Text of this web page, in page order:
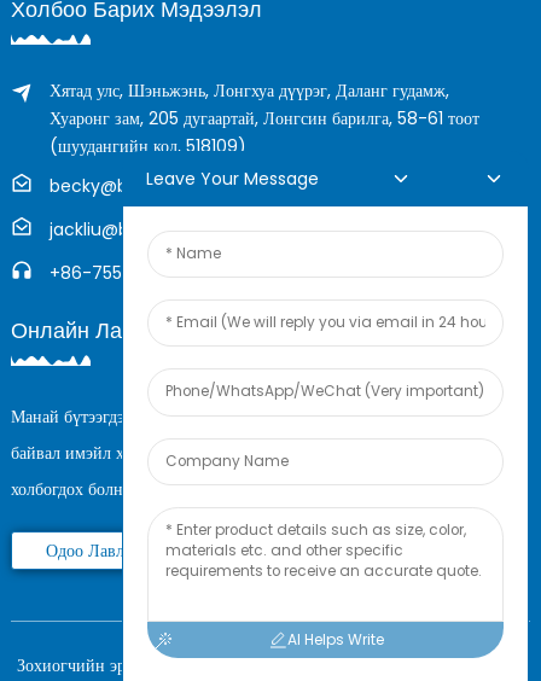
Холбоо Барих Мэдээлэл
Хятад улс, Шэньжэнь, Лонгхуа дүүрэг, Даланг гудамж,
Хуаронг зам, 205 дугаартай, Лонгсин барилга, 58-61 тоот
(шуудангийн код, 518109)
becky@boyingcable.com
jackliu@boyingcable.com
+86-755-21014277
Онлайн Лавлагаа
Манай бүтээгдэхүүн эсвэл үнийн жагсаалтын талаар лавлах зүйл
байвал имэйл хаягаа үлдээнэ үү, бид 24 цагийн дотор тантай
холбогдох болно.
Одоо Лавлагаа Авах
Зохиогчийн эрх © 2025 Шэньжэнь Бойинг Энержи Бүх эрх хуулиар
Leave Your Message
AI Helps Write